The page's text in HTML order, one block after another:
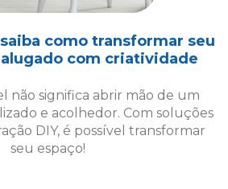
DIY, é possível transformar